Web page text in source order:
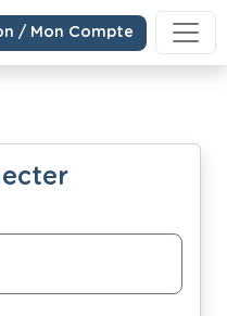
/ Mon Compte